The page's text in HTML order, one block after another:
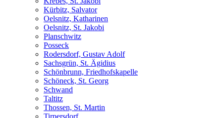
Kürbitz, Salvator
Oelsnitz, Katharinen
Oelsnitz, St. Jakobi
Planschwitz
Posseck
Rodersdorf, Gustav Adolf
Sachsgrün, St. Ägidius
Schönbrunn, Friedhofskapelle
Schöneck, St. Georg
Schwand
Taltitz
Thossen, St. Martin
Tirpersdorf